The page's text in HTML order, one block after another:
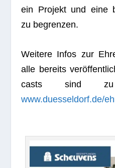
ein Pro­jekt und eine
zu begrenzen.
Wei­tere Infos zur
alle bereits
casts sind
www.duesseldorf.de/